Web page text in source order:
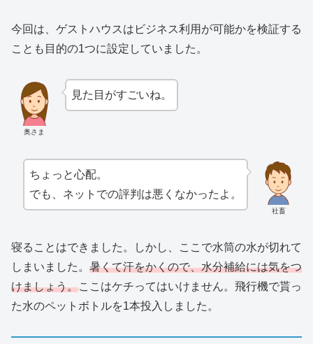
今回は、ゲストハウスはビジネス利用が可能かを検証する
ことも目的の1つに設定していました。
奥さま
見た目がすごいね。
社畜
ちょっと心配。
でも、ネットでの評判は悪くなかったよ。
寝ることはできました。しかし、ここで水筒の水が切れて
しまいました。 暑くて汗をかくので、水分補給には気をつ
けましょう。ここはケチってはいけません。飛行機で貰っ
た水のペットボトルを1本投入しました。